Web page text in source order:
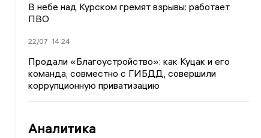
В небе над Курском гремят взрывы: работает
ПВО
22/07 14:24
Продали «Благоустройство»: как Куцак и его
команда, совместно с ГИБДД, совершили
коррупционную приватизацию
Аналитика